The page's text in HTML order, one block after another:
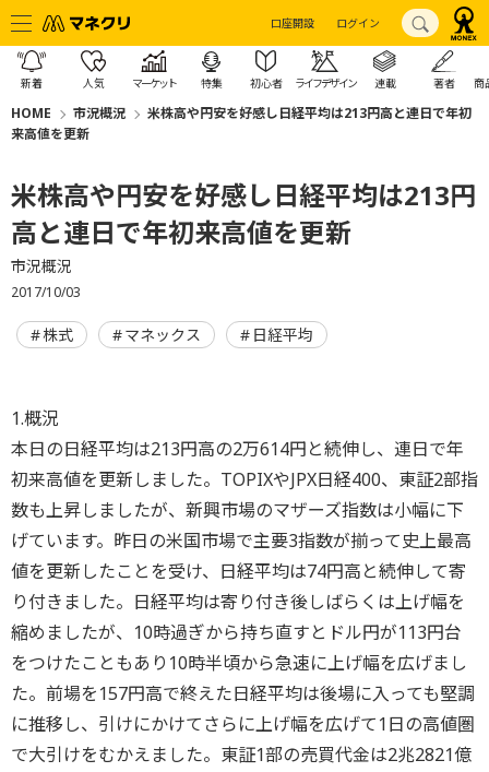
口座開設 ログイン
新着 人気 マーケット 特集 初心者 ライフデザイン 連載 著者 商
HOME 市況概況
米株高や円安を好感し日経平均は213円高と連日で年初
来高値を更新
米株高や円安を好感し日経平均は213円
高と連日で年初来高値を更新
市況概況
2017/10/03
株式 マネックス 日経平均
1.概況
本日の日経平均は213円高の2万614円と続伸し、連日で年
初来高値を更新しました。TOPIXやJPX日経400、東証2部指
数も上昇しましたが、新興市場のマザーズ指数は小幅に下
げています。昨日の米国市場で主要3指数が揃って史上最高
値を更新したことを受け、日経平均は74円高と続伸して寄
り付きました。日経平均は寄り付き後しばらくは上げ幅を
縮めましたが、10時過ぎから持ち直すとドル円が113円台
をつけたこともあり10時半頃から急速に上げ幅を広げまし
た。前場を157円高で終えた日経平均は後場に入っても堅調
に推移し、引けにかけてさらに上げ幅を広げて1日の高値圏
で大引けをむかえました。東証1部の売買代金は2兆2821億